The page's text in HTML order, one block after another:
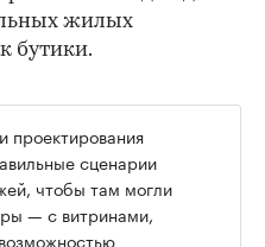
жилых
бутики.
проектирования
сценарии
чтобы там могли
— с витринами,